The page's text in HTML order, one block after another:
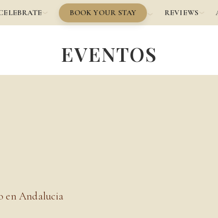
BOOK YOUR STAY REVIEWS
EVENTOS